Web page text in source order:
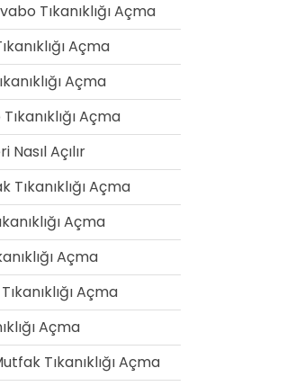
Tıkanıklığı Açma
Açma
Açma
Açma
Nasıl Açılır
Açma
Açma
Açma
Açma
Açma
Tıkanıklığı Açma